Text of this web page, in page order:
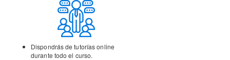
Dispondrás de tutoríasonline
durante todo el curso.